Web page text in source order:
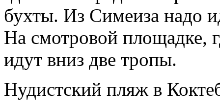
бухты. Из Симеиза надо
На смотровой площадке,
идут вниз две тропы.
Нудистский пляж в